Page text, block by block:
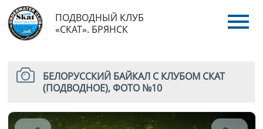
ПОДВОДНЫЙ КЛУБ
«СКАТ». БРЯНСК
БЕЛОРУССКИЙ БАЙКАЛ С КЛУБОМ СКАТ
(ПОДВОДНОЕ), ФОТО №10